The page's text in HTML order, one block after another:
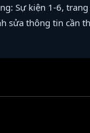
Sự kiện 1-6,
sửa thông tin cần